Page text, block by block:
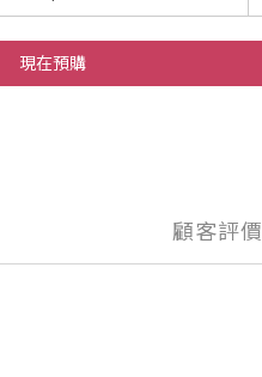
現在預購
顧客評價